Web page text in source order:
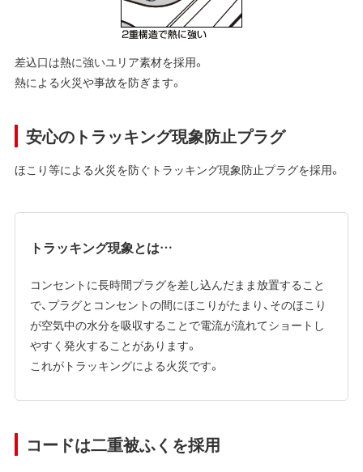
差込口は熱に強いユリア素材を採用。
熱による火災や事故を防ぎます。
安心のトラッキング現象防止プラグ
ほこり等による火災を防ぐトラッキング現象防止プラグを採用。
トラッキング現象とは…
コンセントに長時間プラグを差し込んだまま放置すること
で、プラグとコンセントの間にほこりがたまり、そのほこり
が空気中の水分を吸収することで電流が流れてショートし
やすく発火することがあります。
これがトラッキングによる火災です。
コードは二重被ふくを採用